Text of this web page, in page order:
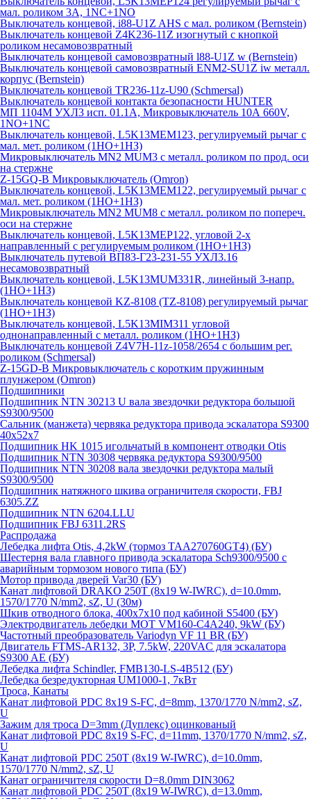
мал. роликом 3А, 1NC+1NO
Выключатель концевой, i88-U1Z AHS с мал. роликом (Bernstein)
Выключатель концевой Z4K236-11Z изогнутый с кнопкой
роликом несамовозвратный
Выключатель концевой самовозвратный l88-U1Z w (Bernstein)
Выключатель концевой самовозвратный ENM2-SU1Z iw металл.
корпус (Bernstein)
Выключатель концевой TR236-11z-U90 (Schmersal)
Выключатель концевой контакта безопасности HUNTER
МП 1104М УХЛ3 исп. 01.1А, Микровыключатель 10А 660V,
1NO+1NC
Выключатель концевой, L5K13MEM123, регулируемый рычаг с
мал. мет. роликом (1НО+1НЗ)
Микровыключатель MN2 MUM3 с металл. роликом по прод. оси
на стержне
Z-15GQ-B Микровыключатель (Omron)
Выключатель концевой, L5K13MEM122, регулируемый рычаг с
мал. мет. роликом (1НО+1НЗ)
Микровыключатель MN2 MUM8 с металл. роликом по попереч.
оси на стержне
Выключатель концевой, L5K13MEP122, угловой 2-х
направленный с регулируемым роликом (1НО+1НЗ)
Выключатель путевой ВП83-Г23-231-55 УХЛ3.16
несамовозвратный
Выключатель концевой, L5K13MUM331R, линейный 3-напр.
(1НО+1НЗ)
Выключатель концевой KZ-8108 (TZ-8108) регулируемый рычаг
(1НО+1НЗ)
Выключатель концевой, L5K13MIM311 угловой
однонаправленный с металл. роликом (1НО+1НЗ)
Выключатель концевой Z4V7H-11z-1058/2654 с большим рег.
роликом (Schmersal)
Z-15GD-B Микровыключатель с коротким пружинным
плунжером (Omron)
Подшипники
Подшипник NTN 30213 U вала звездочки редуктора большой
S9300/9500
Сальник (манжета) червяка редуктора привода эскалатора S9300
40х52х7
Подшипник HK 1015 игольчатый в компонент отводки Otis
Подшипник NTN 30308 червяка редуктора S9300/9500
Подшипник NTN 30208 вала звездочки редуктора малый
S9300/9500
Подшипник натяжного шкива ограничителя скорости, FBJ
6305.ZZ
Подшипник NTN 6204.LLU
Подшипник FBJ 6311.2RS
Распродажа
Лебедка лифта Otis, 4,2kW (тормоз TAA270760GT4) (БУ)
Шестерня вала главного привода эскалатора Sch9300/9500 с
аварийным тормозом нового типа (БУ)
Мотор привода дверей Var30 (БУ)
Канат лифтовой DRAKO 250T (8x19 W-IWRC), d=10.0mm,
1570/1770 N/mm2, sZ, U (30м)
Шкив отводного блока, 400х7х10 под кабиной S5400 (БУ)
Электродвигатель лебедки MOT VM160-C4A240, 9kW (БУ)
Частотный преобразователь Variodyn VF 11 BR (БУ)
Двигатель FTMS-AR132, 3P, 7.5kW, 220VAC для эскалатора
S9300 AE (БУ)
Лебедка лифта Schindler, FMB130-LS-4B512 (БУ)
Лебедка безредукторная UM1000-1, 7кВт
Троса, Канаты
Канат лифтовой PDC 8x19 S-FC, d=8mm, 1370/1770 N/mm2, sZ,
U
Зажим для троса D=3mm (Дуплекс) оцинкованый
Канат лифтовой PDC 8x19 S-FC, d=11mm, 1370/1770 N/mm2, sZ,
U
Канат лифтовой PDC 250T (8x19 W-IWRC), d=10.0mm,
1570/1770 N/mm2, sZ, U
Канат ограничителя скорости D=8.0mm DIN3062
Канат лифтовой PDC 250T (8x19 W-IWRC), d=13.0mm,